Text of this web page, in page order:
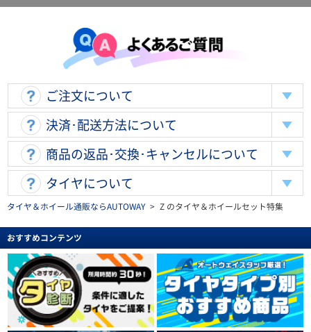
ご注文について
決済･配送方法について
商品の返品･交換･キャンセルについて
タイヤについて
タイヤ＆ホイール通販ならAUTOWAY > Z のタイヤ＆ホイールセット特集
おすすめコンテンツ